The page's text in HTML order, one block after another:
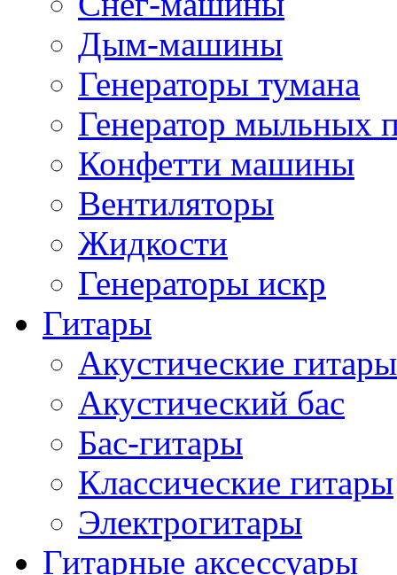
Дым-машины
Генераторы тумана
Генератор мыльных
Конфетти машины
Вентиляторы
Жидкости
Генераторы искр
Гитары
Акустические гитары
Акустический бас
Бас-гитары
Классические гитары
Электрогитары
Гитарные аксессуары